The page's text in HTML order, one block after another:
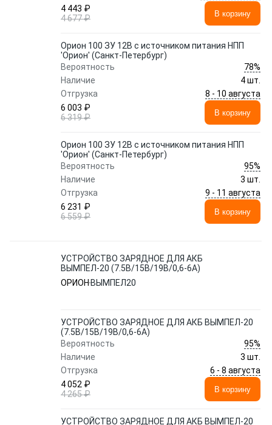
4 443 ₽
4 677 ₽
В корзину
Орион 100 ЗУ 12В с источником питания НПП
'Орион' (Санкт-Петербург)
Вероятность
78%
Наличие
4 шт.
Отгрузка
8 - 10 августа
6 003 ₽
6 319 ₽
В корзину
Орион 100 ЗУ 12В с источником питания НПП
'Орион' (Санкт-Петербург)
Вероятность
95%
Наличие
3 шт.
Отгрузка
9 - 11 августа
6 231 ₽
6 559 ₽
В корзину
УСТРОЙСТВО ЗАРЯДНОЕ ДЛЯ АКБ
ВЫМПЕЛ-20 (7.5В/15В/19B/0,6-6А)
ОРИОН ВЫМПЕЛ20
УСТРОЙСТВО ЗАРЯДНОЕ ДЛЯ АКБ ВЫМПЕЛ-20
(7.5В/15В/19B/0,6-6А)
Вероятность
95%
Наличие
3 шт.
Отгрузка
6 - 8 августа
4 052 ₽
4 265 ₽
В корзину
УСТРОЙСТВО ЗАРЯДНОЕ ДЛЯ АКБ ВЫМПЕЛ-20